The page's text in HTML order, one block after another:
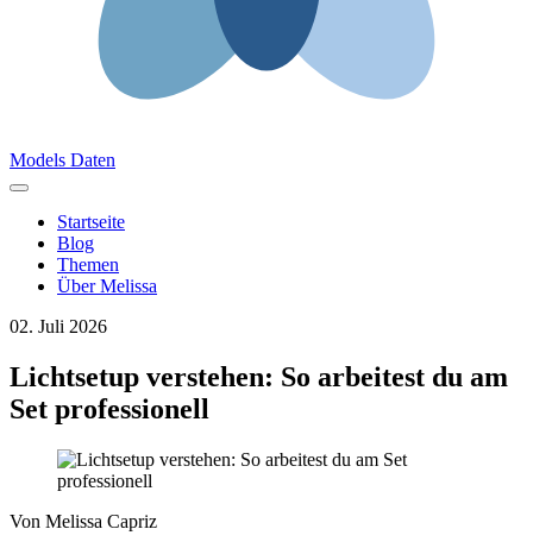
Models Daten
Startseite
Blog
Themen
Über Melissa
02. Juli 2026
Lichtsetup verstehen: So arbeitest du am
Set professionell
Von Melissa Capriz